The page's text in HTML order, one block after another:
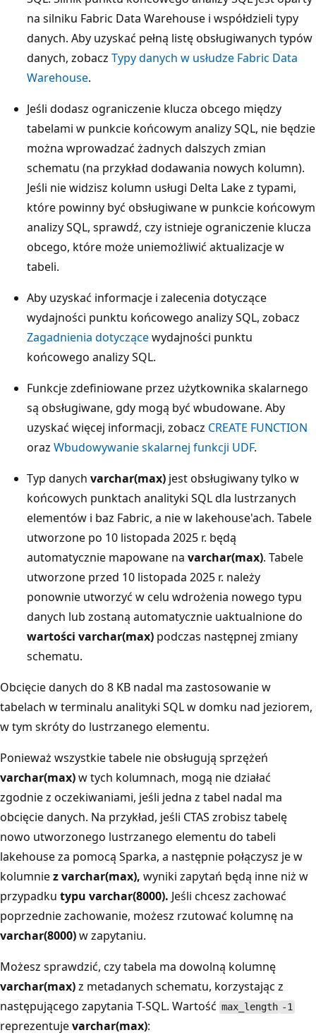
na silniku Fabric Data Warehouse i współdzieli typy
danych. Aby uzyskać pełną listę obsługiwanych typów
danych, zobacz Typy danych w usłudze Fabric Data
Warehouse.
Jeśli dodasz ograniczenie klucza obcego między
tabelami w punkcie końcowym analizy SQL, nie będzie
można wprowadzać żadnych dalszych zmian
schematu (na przykład dodawania nowych kolumn).
Jeśli nie widzisz kolumn usługi Delta Lake z typami,
które powinny być obsługiwane w punkcie końcowym
analizy SQL, sprawdź, czy istnieje ograniczenie klucza
obcego, które może uniemożliwić aktualizacje w
tabeli.
Aby uzyskać informacje i zalecenia dotyczące
wydajności punktu końcowego analizy SQL, zobacz
Zagadnienia dotyczącewydajności punktu
końcowego analizy SQL.
Funkcje zdefiniowane przez użytkownika skalarnego
są obsługiwane, gdy mogą być wbudowane. Aby
uzyskać więcej informacji, zobacz CREATE FUNCTION
oraz Wbudowywanie skalarnej funkcji UDF.
Typ danych varchar(max) jest obsługiwany tylko w
końcowych punktach analityki SQL dla lustrzanych
elementów i baz Fabric, a nie w lakehouse'ach. Tabele
utworzone po 10 listopada 2025 r. będą
automatycznie mapowane na varchar(max). Tabele
utworzone przed 10 listopada 2025 r. należy
ponownie utworzyć w celu wdrożenia nowego typu
danych lub zostaną automatycznie uaktualnione do
wartości varchar(max) podczas następnej zmiany
schematu.
Obcięcie danych do 8 KB nadal ma zastosowanie w
tabelach w terminalu analityki SQL w domku nad jeziorem,
w tym skróty do lustrzanego elementu.
Ponieważ wszystkie tabele nie obsługują sprzężeń
varchar(max)w tych kolumnach, mogą nie działać
zgodnie z oczekiwaniami, jeśli jedna z tabel nadal ma
obcięcie danych. Na przykład, jeśli CTAS zrobisz tabelę
nowo utworzonego lustrzanego elementu do tabeli
lakehouse za pomocą Sparka, a następnie połączysz je w
kolumniez varchar(max), wyniki zapytań będą inne niż w
przypadku typu varchar(8000). Jeśli chcesz zachować
poprzednie zachowanie, możesz rzutować kolumnę na
varchar(8000)w zapytaniu.
Możesz sprawdzić, czy tabela ma dowolną kolumnę
varchar(max)z metadanych schematu, korzystając z
następującego zapytania T-SQL. Wartość max_length -1
reprezentujevarchar(max):